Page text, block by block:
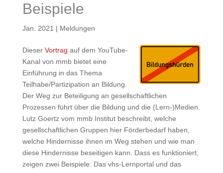
Beispiele
Jan. 2021 | Meldungen
Dieser Vortrag auf dem YouTube-
Kanal von mmb bietet eine
Einführung in das Thema
Teilhabe/Partizipation an Bildung.
Der Weg zur Beteiligung an gesellschaftlichen
Prozessen führt über die Bildung und die (Lern-)Medien.
Lutz Goertz vom mmb Institut beschreibt, welche
gesellschaftlichen Gruppen hier Förderbedarf haben,
welche Hindernisse ihnen im Weg stehen und wie man
diese Hindernisse beseitigen kann. Dass es funktioniert,
zeigen zwei Beispiele: Das vhs-Lernportal und das